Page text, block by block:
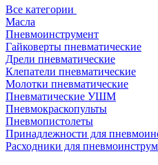
Все категории
Масла
Пневмоинструмент
Гайковерты пневматические
Дрели пневматические
Клепатели пневматические
Молотки пневматические
Пневматические УШМ
Пневмокраскопульты
Пневмопистолеты
Принадлежности для
Расходники для